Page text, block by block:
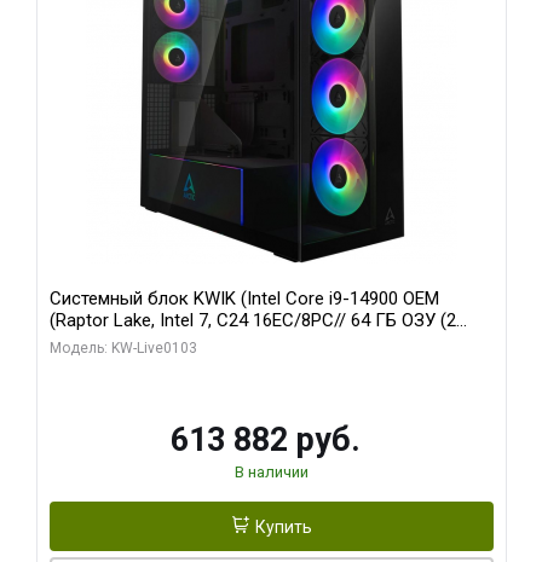
Системный блок KWIK (Intel Core i9-14900 OEM
(Raptor Lake, Intel 7, C24 16EC/8PC// 64 ГБ ОЗУ (2
модуля)/ Afox RTX4090 24GB GDDR6X 384-Bit 3xDP
Модель: KW-Live0103
613 882 руб.
В наличии
Купить